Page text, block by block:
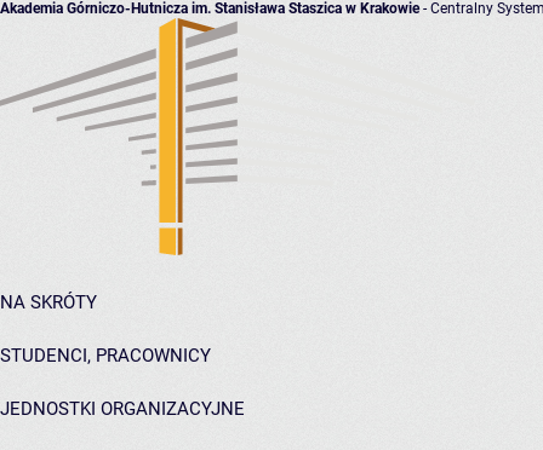
Akademia Górniczo-Hutnicza im. Stanisława Staszica w Krakowie- Centralny
NA SKRÓTY
STUDENCI, PRACOWNICY
JEDNOSTKI ORGANIZACYJNE